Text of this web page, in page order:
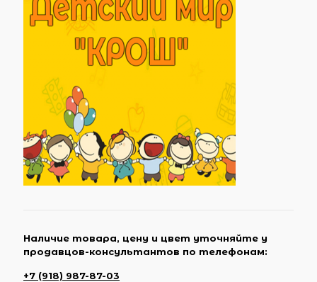
Наличие товара, цену и цвет уточняйте у
продавцов-консультантов по телефонам:
+7 (918) 987-87-03